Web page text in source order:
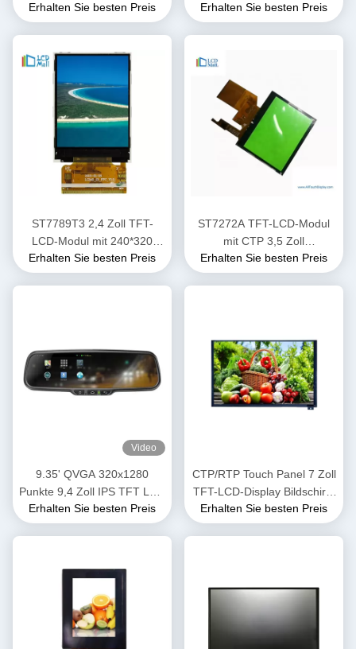
Automotive mit CPT Touch
IPS Weitblick
Erhalten Sie besten Preis
Erhalten Sie besten Preis
ST7789T3 2,4 Zoll TFT-
LCD-Modul mit 240*320
Auflösung 40 PIN
Erhalten Sie besten Preis
ST7272A TFT-LCD-Modul
mit CTP 3,5 Zoll
Touchscreen RGB-
Schnittstelle 480cd/M2
Erhalten Sie besten Preis
Video
9.35' QVGA 320x1280
Punkte 9,4 Zoll IPS TFT LCD
Modul MIPI
Schnittstellenbildschirm
Erhalten Sie besten Preis
CTP/RTP Touch Panel 7 Zoll
TFT-LCD-Display Bildschirm
900 Nits Helligkeit
Erhalten Sie besten Preis